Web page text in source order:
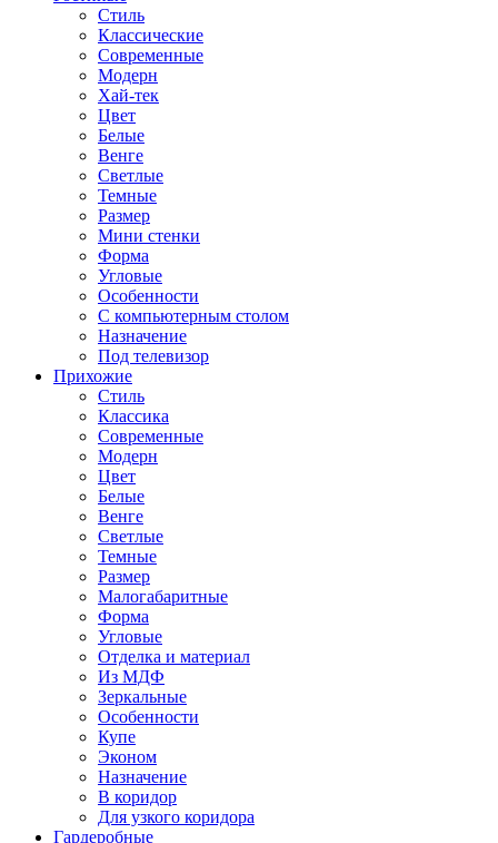
Стиль
Классические
Современные
Модерн
Хай-тек
Цвет
Белые
Венге
Светлые
Темные
Размер
Мини стенки
Форма
Угловые
Особенности
С компьютерным столом
Назначение
Под телевизор
Прихожие
Стиль
Классика
Современные
Модерн
Цвет
Белые
Венге
Светлые
Темные
Размер
Малогабаритные
Форма
Угловые
Отделка и материал
Из МДФ
Зеркальные
Особенности
Купе
Эконом
Назначение
В коридор
Для узкого коридора
Гардеробные